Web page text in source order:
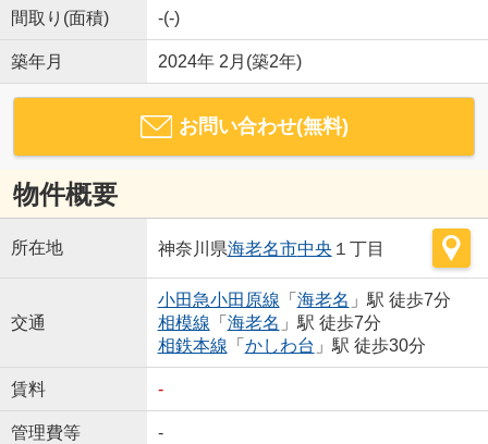
間取り(面積) -(-)
築年月 2024年 2月(築2年)
お問い合わせ(無料)
物件概要
所在地 神奈川県海老名市中央 １丁目
交通
小田急小田原線 「 海老名 」駅 徒歩7分
相模線 「 海老名 」駅 徒歩7分
相鉄本線 「 かしわ台 」駅 徒歩30分
賃料 -
管理費等 -